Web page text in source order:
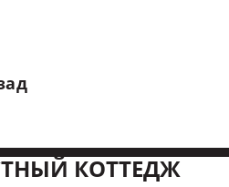
КОТТЕДЖ